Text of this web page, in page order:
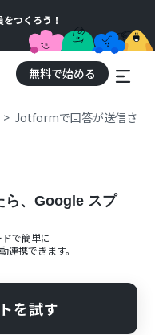
つくろう！
無料で始める
Jotformで回答が送信され
ら、Google スプ
で簡単に
連携できます。
を試す